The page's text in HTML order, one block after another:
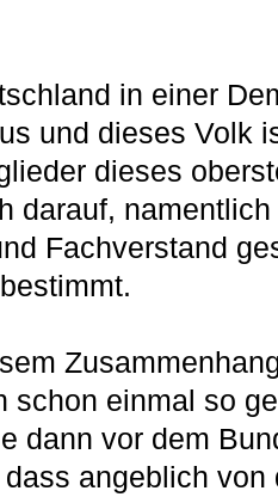
in einer
und dieses Volk
dieses
darauf,
Fachverstand
schon einmal so
dann vor dem
angeblich